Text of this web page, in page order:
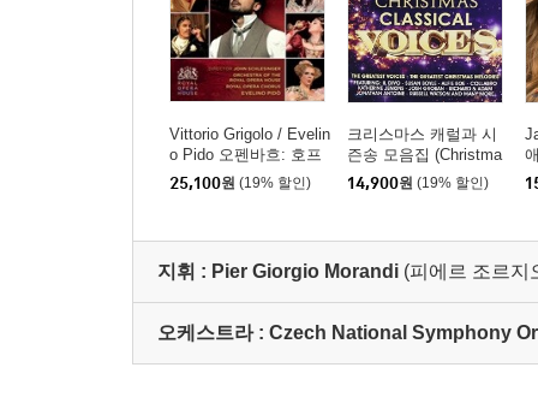
Vittorio Grigolo / Evelin
o Pido 오펜바흐: 호프
만의 이야기 - 비토리오
그리골로, 로열 오페라
ann)
25,100원 (19% 할인)
크리스마스 캐럴과 시
즌송 모음집 (Christma
s Classical Voices)
14,900원 (19% 할인)
지휘 : Pier Giorgio Morandi (피에르 조르지
오케스트라 : Czech National Symphony